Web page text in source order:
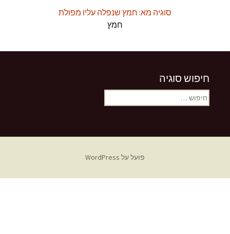
סוגיה מא: חמץ שנפלה עליו מפולת
חמץ
חיפוש סוגיה
חיפוש:
פועל על WordPress